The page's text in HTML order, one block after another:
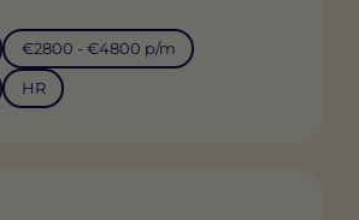
€2800 - €4800 p/m
HR